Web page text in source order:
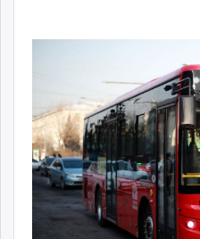
24tsag.mn
shuud.mn
eagle.mn
ergelt.mn
zarig.mn